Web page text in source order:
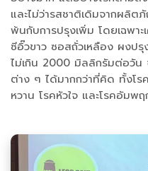
และไม่ว่ารสชาติเดิมจากผลิ
พ้นกับการปรุงเพิ่ม โดยเฉพาะ
ซีอิ๊วขาว ซอสถั่วเหลือง ผงป
ไม่เกิน 2000 มิลลิกรัมต่อวัน
ต่าง ๆ ได้มากกว่าที่คิด ทั้งโร
หวาน โรคหัวใจ และโรคอัม